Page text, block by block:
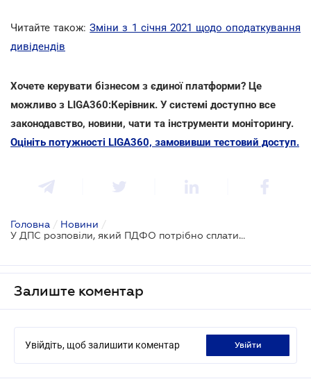
Читайте також:Зміни з 1 січня 2021 щодо оподаткування
дивідендів
Хочете керувати бізнесом з єдиної платформи? Це
можливо з LIGA360:Керівник. У системі доступно все
законодавство, новини, чати та інструменти моніторингу.
Оцініть потужності LIGA360, замовивши тестовий доступ.
Головна / Новини /
У ДПС розповіли, який ПДФО потрібно сплатити з дивідендів
Залиште коментар
Увійдіть, щоб залишити коментар увійти